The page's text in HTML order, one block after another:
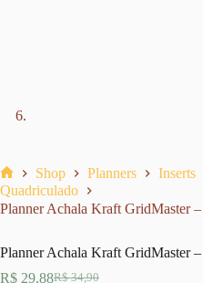
Home
Shop Planners Inserts
Quadriculado
Planner Achala Kraft GridMaster
Planner Achala Kraft GridMaster
R$34,90
R$ 29,88